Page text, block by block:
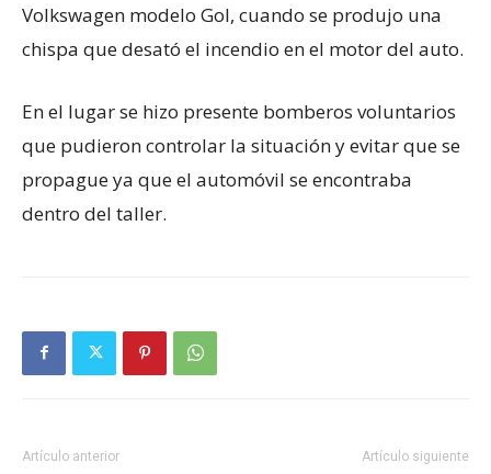
Volkswagen modelo Gol, cuando se produjo una
chispa que desató el incendio en el motor del auto.
En el lugar se hizo presente bomberos voluntarios
que pudieron controlar la situación y evitar que se
propague ya que el automóvil se encontraba
dentro del taller.
Artículo anterior Artículo siguiente